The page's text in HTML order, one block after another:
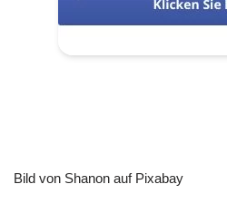
Bild von Shanon auf Pixabay